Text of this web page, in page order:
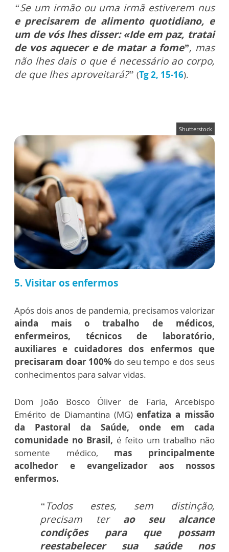
“Se um irmão ou uma irmã estiverem nus
e precisarem de alimento quotidiano, e
um de vós lhes disser: «Ide em paz, tratai
de vos aquecer e de matar a fome”, mas
não lhes dais o que é necessário ao corpo,
de que lhes aproveitará?” (Tg 2, 15-16).
Shutterstock
5. Visitar os enfermos
Após dois anos de pandemia, precisamos valorizar
ainda mais o trabalho de médicos,
enfermeiros, técnicos de laboratório,
auxiliares e cuidadores dos enfermos que
precisaram doar 100% do seu tempo e dos seus
conhecimentos para salvar vidas.
Dom João Bosco Óliver de Faria, Arcebispo
Emérito de Diamantina (MG)enfatiza a missão
da Pastoral da Saúde, onde em cada
comunidade no Brasil, é feito um trabalho não
somente médico, mas principalmente
acolhedor e evangelizador aos nossos
enfermos.
“Todos estes, sem distinção,
precisam ter ao seu alcance
condições para que possam
reestabelecer sua saúde nos